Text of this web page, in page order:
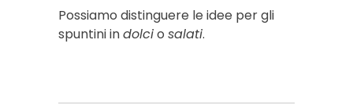
Possiamo distinguere le idee per gli
spuntini indolcio salati.